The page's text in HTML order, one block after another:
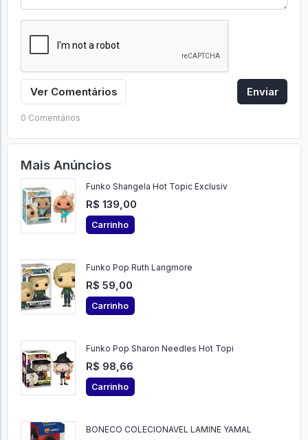
Ver Comentários Enviar
0 Comentários
Mais Anúncios
Funko Shangela Hot Topic Exclusiv
R$ 139,00
Carrinho
Funko Pop Ruth Langmore
R$ 59,00
Carrinho
Funko Pop Sharon Needles Hot Topi
R$ 98,66
Carrinho
BONECO COLECIONAVEL LAMINE YAMAL